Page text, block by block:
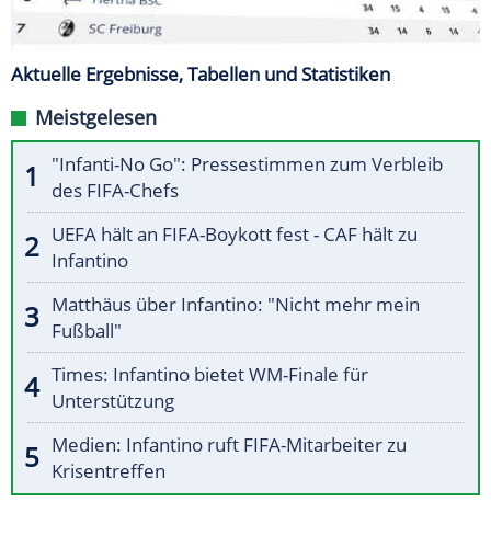
Aktuelle Ergebnisse, Tabellen und Statistiken
Meistgelesen
"Infanti-No Go": Pressestimmen zum Verbleib
des FIFA-Chefs
UEFA hält an FIFA-Boykott fest - CAF hält zu
Infantino
Matthäus über Infantino: "Nicht mehr mein
Fußball"
Times: Infantino bietet WM-Finale für
Unterstützung
Medien: Infantino ruft FIFA-Mitarbeiter zu
Krisentreffen